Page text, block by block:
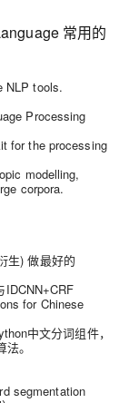
常用的
NLP tools.
Processing
for the processing
modelling,
corpora.
生) 做最好的
IDCNN+CRF
for Chinese
中文分词组件，
。
segmentation